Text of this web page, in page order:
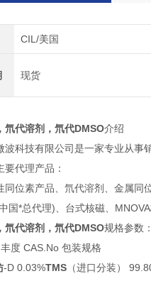
CIL/美国
现货
氘代溶剂， 氘代DMSO介绍
波科技有限公司是一家专业从事
要代理产品：
同位素产品、氘代溶剂、金属同
国*总代理)、台式核磁、
氘代溶剂， 氘代DMSO规格参数：
度 CAS.No 包装规格
-D 0.03%TMS（进口分装）